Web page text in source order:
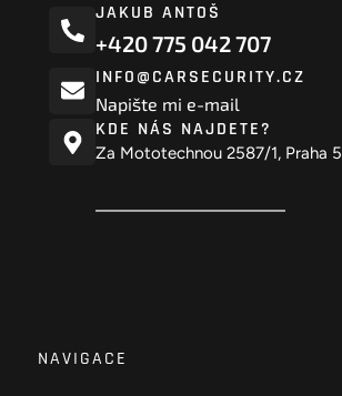
JAKUB ANTOŠ
+420 775 042 707
INFO@CARSECURITY.CZ
Napište mi e-mail
KDE NÁS NAJDETE?
Za Mototechnou 2587/1, Praha 5
NAVIGACE